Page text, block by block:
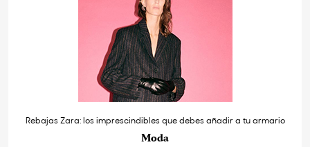
Rebajas Zara: los imprescindibles que debes añadir a tu armario
Moda